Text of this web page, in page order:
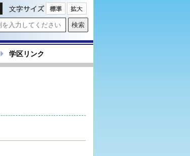
文字サイズ
学区リンク